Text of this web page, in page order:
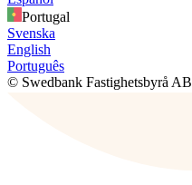
Portugal
Svenska
English
Português
© Swedbank Fastighetsbyrå AB